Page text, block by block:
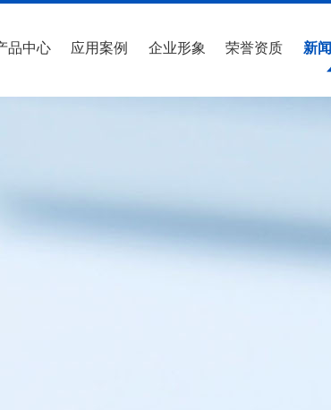
品中心 应用案例 企业形象 荣誉资质 新